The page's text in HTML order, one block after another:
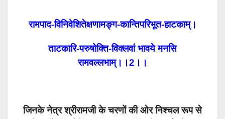
रामपाद-विनिवेशितेक्षणामङ्ग-कान्तिपरिभूत-हाटकाम्।
ताटकारि-परुषोक्ति-विक्लवां भावये मनसि
रामवल्लभाम्।।2।।
जिनके नेत्र श्रीरामजी के चरणों की ओर निश्चल रूप से